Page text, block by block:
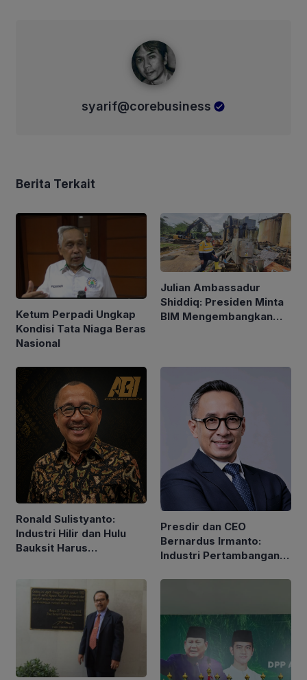
syarif@corebusiness
Berita Terkait
Ketum Perpadi Ungkap
Kondisi Tata Niaga Beras
Nasional
Julian Ambassadur
Shiddiq: Presiden Minta
BIM Mengembangkan
Ronald Sulistyanto:
Industri Hilir dan Hulu
Bauksit Harus
Presdir dan CEO
Bernardus Irmanto:
Industri Pertambangan
Nilai Ekonomi